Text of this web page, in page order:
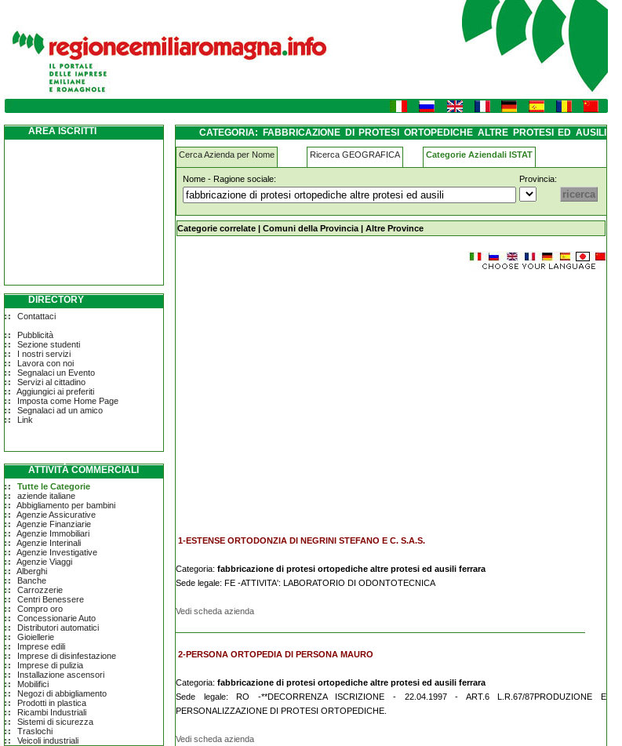
fabbricazione-di-protesi-ortopediche-altre-protesi-ed-ausili ferrara
AREA ISCRITTI
DIRECTORY
Contattaci
Pubblicità
Sezione studenti
I nostri servizi
Lavora con noi
Segnalaci un Evento
Servizi al cittadino
Aggiungici ai preferiti
Imposta come Home Page
Segnalaci ad un amico
Link
ATTIVITÀ COMMERCIALI
Tutte le Categorie
aziende italiane
Abbigliamento per bambini
Agenzie Assicurative
Agenzie Finanziarie
Agenzie Immobiliari
Agenzie Interinali
Agenzie Investigative
Agenzie Viaggi
Alberghi
Banche
Carrozzerie
Centri Benessere
Compro oro
Concessionarie Auto
Distributori automatici
Gioiellerie
Imprese edili
Imprese di disinfestazione
Imprese di pulizia
Installazione ascensori
Mobilifici
Negozi di abbigliamento
Prodotti in plastica
Ricambi Industriali
Sistemi di sicurezza
Traslochi
Veicoli industriali
CATEGORIA: FABBRICAZIONE DI PROTESI ORTOPEDICHE ALTRE PROTESI ED AUSILI
FERRARA
Cerca Azienda per Nome Ricerca GEOGRAFICA Categorie Aziendali ISTAT
Nome - Ragione sociale: Provincia:
fabbricazione-di-protesi-ortopediche-altre-protesi-ed-ausili ferrara
Categorie correlate | Comuni della Provincia | Altre Province
1-ESTENSE ORTODONZIA DI NEGRINI STEFANO E C. S.A.S.
Categoria: fabbricazione di protesi ortopediche altre protesi ed ausili ferrara
Sede legale: FE -ATTIVITA': LABORATORIO DI ODONTOTECNICA
Vedi scheda azienda
2-PERSONA ORTOPEDIA DI PERSONA MAURO
Categoria: fabbricazione di protesi ortopediche altre protesi ed ausili ferrara
Sede legale: RO -**DECORRENZA ISCRIZIONE - 22.04.1997 - ART.6 L.R.67/87PRODUZIONE E
PERSONALIZZAZIONE DI PROTESI ORTOPEDICHE.
Vedi scheda azienda